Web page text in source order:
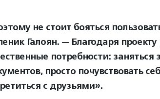
не стоит бояться
Галоян. — Благодаря
потребности:
просто почувствовать
с друзьями».